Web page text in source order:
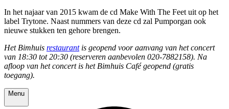
In het najaar van 2015 kwam de cd Make With The Feet uit op het
label Trytone. Naast nummers van deze cd zal Pumporgan ook
nieuwe stukken ten gehore brengen.
Het Bimhuis restaurantis geopend voor aanvang van het concert
van 18:30 tot 20:30 (reserveren aanbevolen 020-7882158). Na
afloop van het concert is het Bimhuis Café geopend (gratis
toegang).
Menu